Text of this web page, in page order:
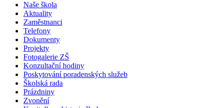
Naše škola
Aktuality
Zaměstnanci
Telefony
Dokumenty
Projekty
Fotogalerie ZŠ
Konzultační hodiny
Poskytování poradenských služeb
Školská rada
Prázdniny
Zvonění